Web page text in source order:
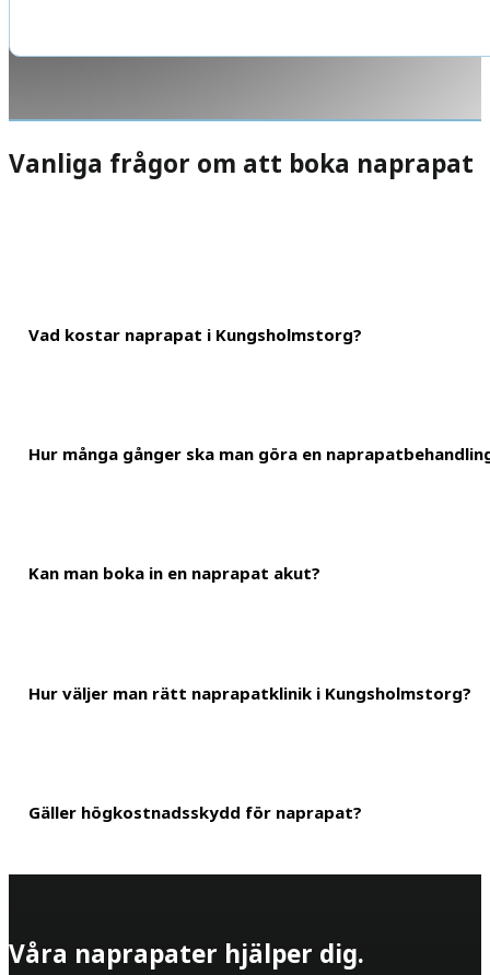
Vanliga frågor om att boka naprapat
Vad kostar naprapat i Kungsholmstorg?
En naprapatbehandling kostar i genomsnitt mellan 400-1 400
Hur många gånger ska man göra en
För de flesta behandlingar rekommenderas det att man bokar
Kan man boka in en naprapat akut?
Hos oss finns det akuta tider tillgängliga alla dagar i veckan
Hur väljer man rätt naprapatklinik i Kungsholmstorg?
Det bästa valet av naprapatklinik för dig beror på vilken typ av
Gäller högkostnadsskydd för naprapat?
Våra naprapater hjälper dig.